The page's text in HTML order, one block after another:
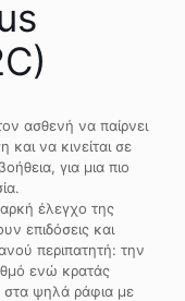
ασθενή να παίρνει
και να κινείται σε
για μια πιο
έλεγχο της
επιδόσεις και
περιπατητή: την
ενώ κρατάς
στα ψηλά ράφια με